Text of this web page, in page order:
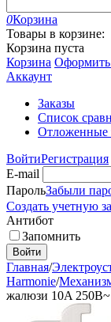
0Корзина
Товары в корзине:
Корзина пуста
Корзина Оформить
Аккаунт
Заказы
Список
Отложенные
ВойтиРегистрация
E-mail
ПарольЗабыли
Создать учетную
Антибот
Запомнить
Войти
Главная/
Harmonie/
жалюзи 10A 250В~